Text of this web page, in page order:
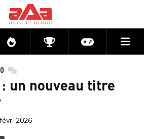
Directs CompétitionsActu jeux
0 commentaires
un nouveau titre
2026